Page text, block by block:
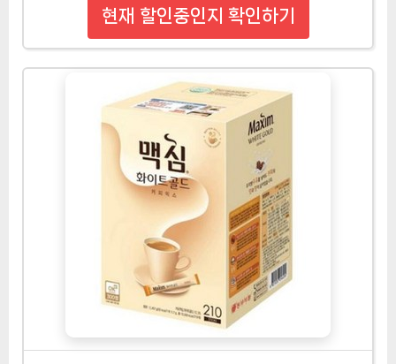
현재 할인중인지 확인하기